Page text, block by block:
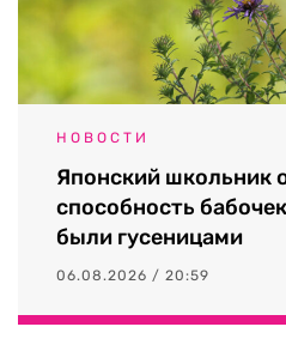
НОВОСТИ
Японский школьник
способность
были гусеницами
06.08.2026 / 20:59